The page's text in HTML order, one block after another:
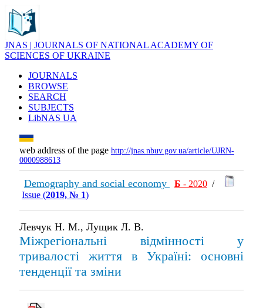
JNAS | JOURNALS OF NATIONAL ACADEMY OF
SCIENCES OF UKRAINE
JOURNALS
BROWSE
SEARCH
SUBJECTS
LibNAS UA
web address of the page http://jnas.nbuv.gov.ua/article/UJRN-
0000988613
Demography and social economy Б - 2020 /
Issue (2019, № 1)
Левчук Н. М., Лущик Л. В.
Міжрегіональні відмінності у
тривалості життя в Україні: основні
тенденції та зміни